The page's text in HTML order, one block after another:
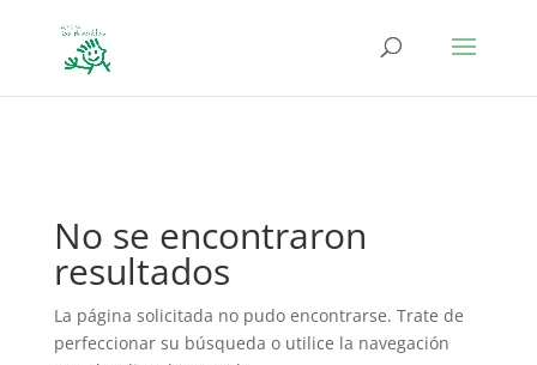
No se encontraron
resultados
La página solicitada no pudo encontrarse. Trate de
perfeccionar su búsqueda o utilice la navegación